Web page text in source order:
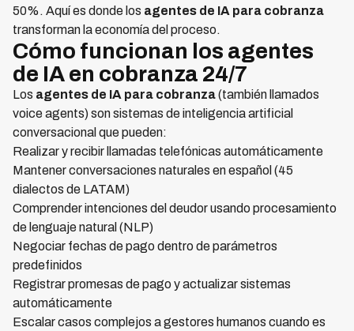
50%. Aquí es donde los agentes de IA para cobranza
transforman la economía del proceso.
Cómo funcionan los agentes
de IA en cobranza 24/7
Los agentes de IA para cobranza(también llamados
voice agents) son sistemas de inteligencia artificial
conversacional que pueden:
Realizar y recibir llamadas telefónicas automáticamente
Mantener conversaciones naturales en español (45
dialectos de LATAM)
Comprender intenciones del deudor usando procesamiento
de lenguaje natural (NLP)
Negociar fechas de pago dentro de parámetros
predefinidos
Registrar promesas de pago y actualizar sistemas
automáticamente
Escalar casos complejos a gestores humanos cuando es